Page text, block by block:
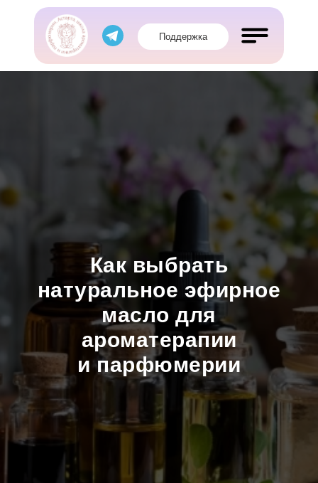
Обучение Магазин
Поддержка
Как выбрать
натуральное эфирное
масло для
ароматерапии
и парфюмерии